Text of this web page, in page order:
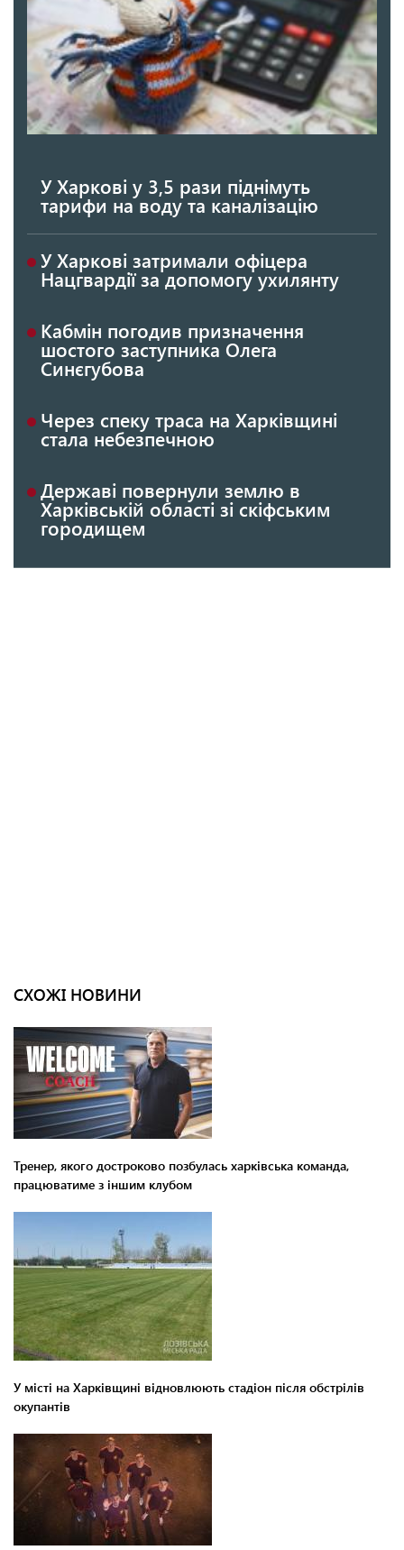
У Харкові у 3,5 рази піднімуть
тарифи на воду та каналізацію
У Харкові затримали офіцера
Нацгвардії за допомогу ухилянту
Кабмін погодив призначення
шостого заступника Олега
Синєгубова
Через спеку траса на Харківщині
стала небезпечною
Державі повернули землю в
Харківській області зі скіфським
городищем
СХОЖІ НОВИНИ
Тренер, якого достроково позбулась харківська команда,
працюватиме з іншим клубом
У місті на Харківщині відновлюють стадіон після обстрілів
окупантів